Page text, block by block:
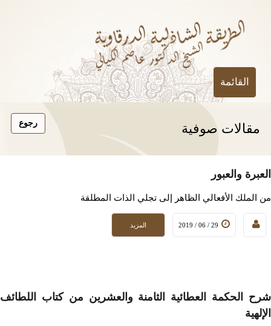
القائمة
مقالات صوفية
العبرة والعبور
من الملك الأفعالي الظاهر إلى تجلي الذات المطلقة
29 / 06 / 2019 المزيد
شرح الحكمة العطائية الثامنة والعشرين من كتاب اللطائف
الإلهية